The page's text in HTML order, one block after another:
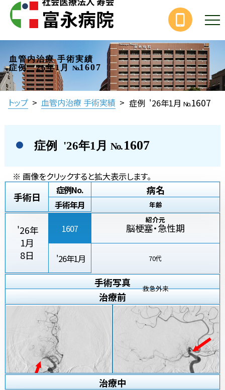
血管内治療 手術実績
症例 '26年1月
No.1607
トップ > 血管内治療 手術実績 > 症例 '26年1月 No.1607
症例 '26年1月 No.1607
※ 画像をクリックすると拡大表示します。
手術日
症例No.
手術年月
病名
年齢
紹介元
'26年
1月
8日
1607
'26年1月
脳梗塞・急性期
70代
救急外来
手術写真
治療前
治療中